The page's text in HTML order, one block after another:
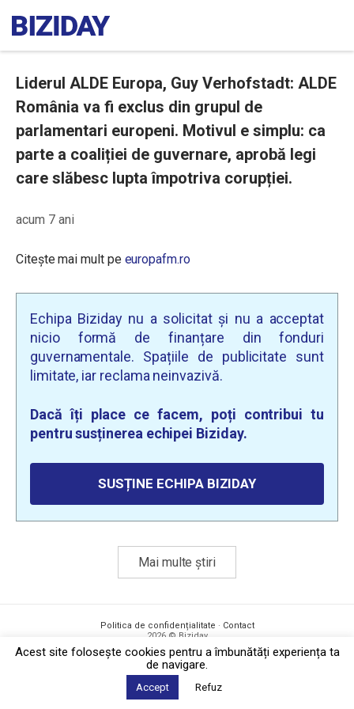
Liderul ALDE Europa, Guy Verhofstadt: ALDE
România va fi exclus din grupul de
parlamentari europeni. Motivul e simplu: ca
parte a coaliției de guvernare, aprobă legi
care slăbesc lupta împotriva corupției.
acum 7 ani
Citește mai mult pe europafm.ro
Echipa Biziday nu a solicitat și nu a acceptat
nicio formă de finanțare din fonduri
guvernamentale. Spațiile de publicitate sunt
limitate, iar reclama neinvazivă.
Dacă îți place ce facem, poți contribui tu
pentru susținerea echipei Biziday.
SUSȚINE ECHIPA BIZIDAY
Mai multe știri
Politica de confidențialitate · Contact
2026 © Biziday
Acest site foloseşte cookies pentru a îmbunătăți experiența ta
de navigare.
Accept Refuz